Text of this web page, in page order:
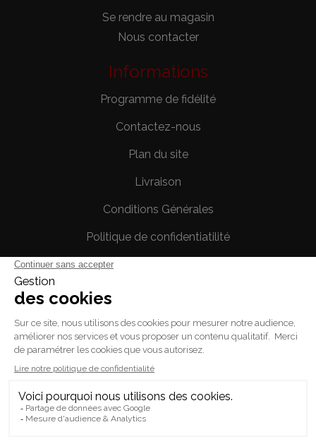
Se rendre au magasin
Nous contacter
Informations
Programme de fidélité
Contactez-nous
Plan du site
Livraison
Conditions Générales
Politique de confidentiatilité
Votre compte
Informations personnelles
Commandes
Avoirs
Adresses